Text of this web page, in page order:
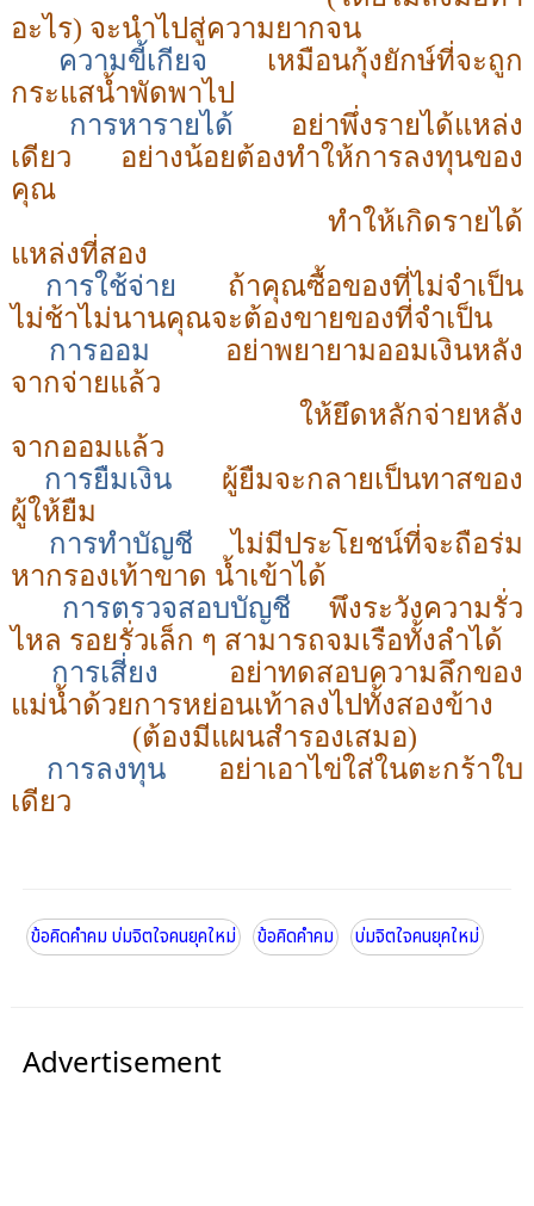
อะไร) จะนำไปสู่ความยากจน
ความขี้เกียจ
เหมือนกุ้งยักษ์ที่จะถูก
กระแสน้ำพัดพาไป
การหารายได้
อย่าพึ่งรายได้แหล่ง
เดียว
อย่างน้อยต้องทำให้การลงทุนของ
คุณ
ทำให้เกิดรายได้
แหล่งที่สอง
การใช้จ่าย
ถ้าคุณซื้อของที่ไม่จำเป็น
ไม่ช้าไม่นานคุณจะต้องขายของที่จำเป็น
การออม
อย่าพยายามออมเงินหลัง
จากจ่ายแล้ว
ให้ยึดหลักจ่ายหลัง
จากออมแล้ว
การยืมเงิน
ผู้ยืมจะกลายเป็นทาสของ
ผู้ให้ยืม
การทำบัญชี
ไม่มีประโยชน์ที่จะถือร่ม
หากรองเท้าขาด น้ำเข้าได้
การตรวจสอบบัญชี
พึงระวังความรั่ว
ไหล รอยรั่วเล็ก ๆ สามารถจมเรือทั้งลำได้
การเสี่ยง
อย่าทดสอบความลึกของ
แม่น้ำด้วยการหย่อนเท้าลงไปทั้งสองข้าง
(ต้องมีแผนสำรองเสมอ)
การลงทุน
อย่าเอาไข่ใส่ในตะกร้าใบ
เดียว
ข้อคิดคำคม บ่มจิตใจคนยุคใหม่ ข้อคิดคำคม บ่มจิตใจคนยุคใหม่
Advertisement